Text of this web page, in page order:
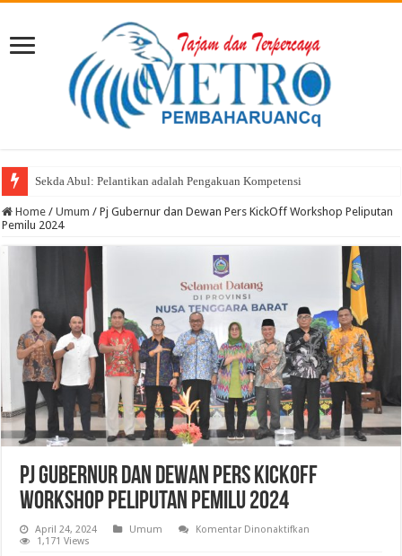
Sekda Abul: Pelantikan adalah Pengakuan Kompetensi
Selasa Menyapa Hadir di Sondo dan Nonto Tera: Dengar Keluh Kesah,
Home / Umum / Pj Gubernur dan Dewan Pers KickOff Workshop Peliputan
Pemilu 2024
Pj Gubernur dan Dewan Pers KickOff
Workshop Peliputan Pemilu 2024
April 24, 2024 Umum Komentar Dinonaktifkan
1,171 Views